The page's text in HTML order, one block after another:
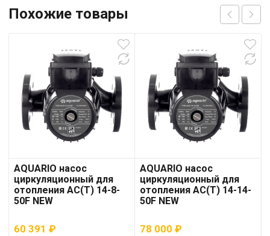
Похожие товары
AQUARIO насос
циркуляционный для
отопления AC(T) 14-8-
50F NEW
60 391 ₽
AQUARIO насос
циркуляционный для
отопления AC(T) 14-14-
50F NEW
78 000₽